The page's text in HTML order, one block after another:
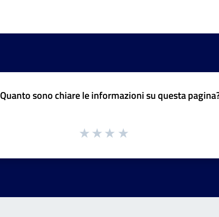
Quanto sono chiare le informazioni su questa